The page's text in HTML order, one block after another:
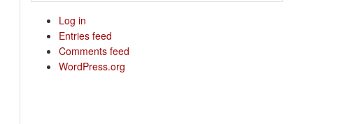
Log in
Entries feed
Comments feed
WordPress.org